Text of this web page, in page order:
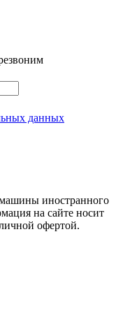
данных
иностранного
на сайте носит
офертой.